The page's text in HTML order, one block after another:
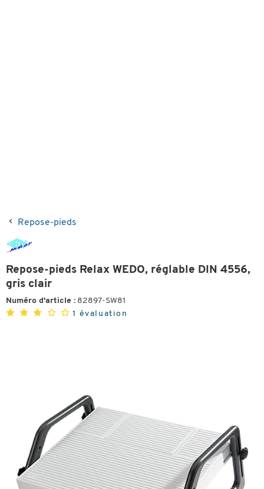
Repose-pieds
Repose-pieds Relax WEDO, réglable DIN 4556,
gris clair
Numéro d'article : 82897-SW81
1 évaluation